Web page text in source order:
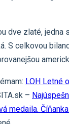
dve zlaté, jedna
S celkovou
LOH Letné
–
medaila.